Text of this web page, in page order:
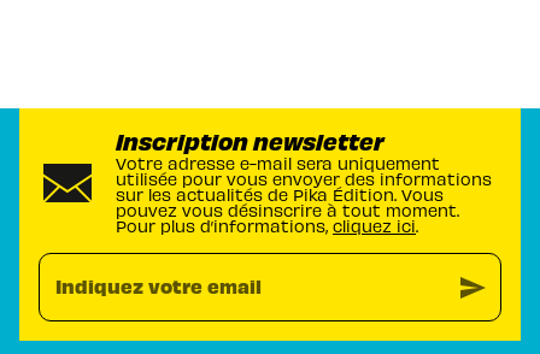
Inscription newsletter
Votre adresse e-mail sera uniquement
utilisée pour vous envoyer des informations
sur les actualités de Pika Édition. Vous
pouvez vous désinscrire à tout moment.
Pour plus d’informations, cliquez ici.
Indiquez votre email send